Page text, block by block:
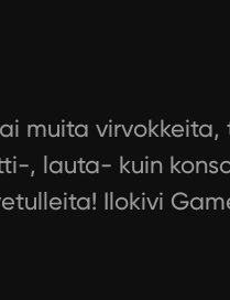
muita virvokkeita,
, lauta- kuin
Ilokivi